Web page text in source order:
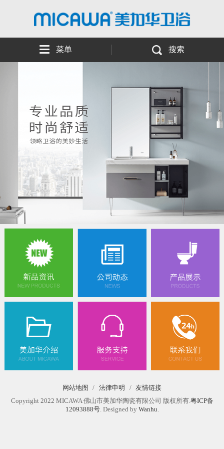
菜单 搜索
网站地图 / 法律申明 /
友情链接
Copyright 2022 MICAWA 佛山市美加华陶瓷有限公司 版权所有. 粤ICP备
12093888号. Designed by Wanhu